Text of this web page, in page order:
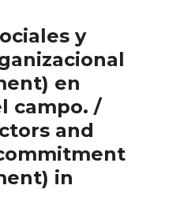
y
en
campo. /
and
in